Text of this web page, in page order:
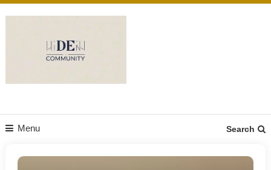
Menu Search